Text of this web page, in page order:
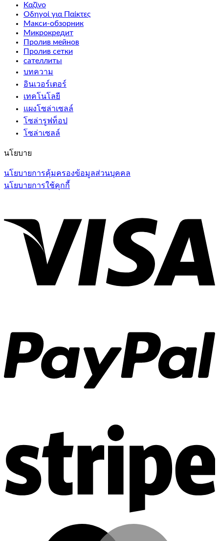
Καζίνο
Οδηγοί για Παίκτες
Макси-обзорник
Микрокредит
Пролив мейнов
Пролив сетки
сателлиты
บทความ
อินเวอร์เตอร์
เทคโนโลยี
แผงโซล่าเซลล์
โซล่ารูฟท็อป
โซล่าเซลล์
นโยบาย
นโยบายการคุ้มครองข้อมูลส่วนบุคคล
นโยบายการใช้คุกกี้